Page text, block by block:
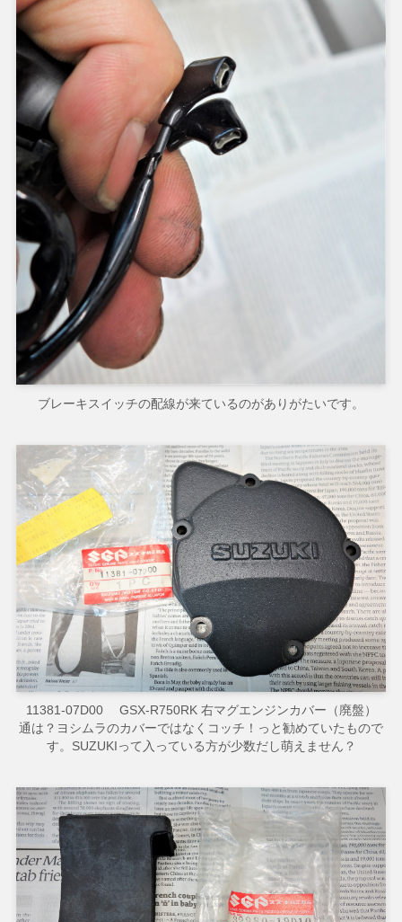
ブレーキスイッチの配線が来ているのがありがたいです。
11381-07D00 GSX-R750RK 右マグエンジンカバー（廃盤）
通は？ヨシムラのカバーではなくコッチ！っと勧めていたもので
す。SUZUKIって入っている方が少数だし萌えません？